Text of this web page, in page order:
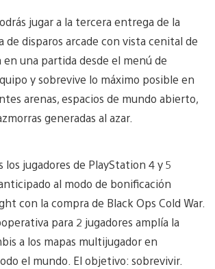
jugar a la tercera entrega de la
de disparos arcade con vista cenital de
en una partida desde el menú de
y sobrevive lo máximo posible en
arenas, espacios de mundo abierto,
generadas al azar.
los jugadores de PlayStation 4 y 5
al modo de bonificación
con la compra de Black Ops Cold War.
para 2 jugadores amplía la
a los mapas multijugador en
el mundo. El objetivo: sobrevivir.